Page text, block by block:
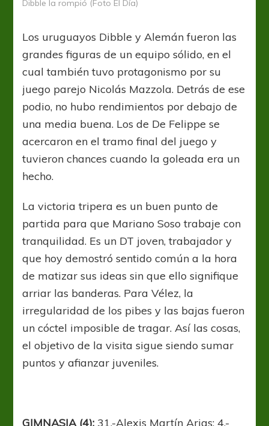
Dibble la rompió (Foto El Día)
Los uruguayos Dibble y Alemán fueron las
grandes figuras de un equipo sólido, en el
cual también tuvo protagonismo por su
juego parejo Nicolás Mazzola. Detrás de ese
podio, no hubo rendimientos por debajo de
una media buena. Los de De Felippe se
acercaron en el tramo final del juego y
tuvieron chances cuando la goleada era un
hecho.
La victoria tripera es un buen punto de
partida para que Mariano Soso trabaje con
tranquilidad. Es un DT joven, trabajador y
que hoy demostró sentido común a la hora
de matizar sus ideas sin que ello signifique
arriar las banderas. Para Vélez, la
irregularidad de los pibes y las bajas fueron
un cóctel imposible de tragar. Así las cosas,
el objetivo de la visita sigue siendo sumar
puntos y afianzar juveniles.
GIMNASIA (4): 31.-Alexis Martín Arias; 4.-